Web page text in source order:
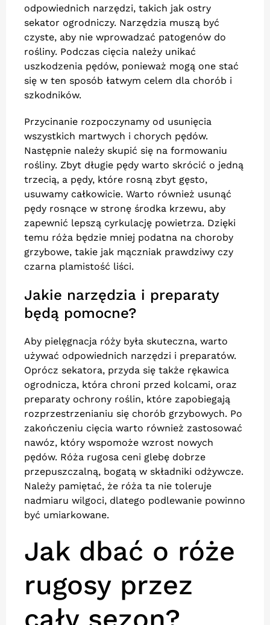
odpowiednich narzędzi, takich jak ostry
sekator ogrodniczy. Narzędzia muszą być
czyste, aby nie wprowadzać patogenów do
rośliny. Podczas cięcia należy unikać
uszkodzenia pędów, ponieważ mogą one stać
się w ten sposób łatwym celem dla chorób i
szkodników.
Przycinanie rozpoczynamy od usunięcia
wszystkich martwych i chorych pędów.
Następnie należy skupić się na formowaniu
rośliny. Zbyt długie pędy warto skrócić o jedną
trzecią, a pędy, które rosną zbyt gęsto,
usuwamy całkowicie. Warto również usunąć
pędy rosnące w stronę środka krzewu, aby
zapewnić lepszą cyrkulację powietrza. Dzięki
temu róża będzie mniej podatna na choroby
grzybowe, takie jak mączniak prawdziwy czy
czarna plamistość liści.
Jakie narzędzia i preparaty
będą pomocne?
Aby pielęgnacja róży była skuteczna, warto
używać odpowiednich narzędzi i preparatów.
Oprócz sekatora, przyda się także rękawica
ogrodnicza, która chroni przed kolcami, oraz
preparaty ochrony roślin, które zapobiegają
rozprzestrzenianiu się chorób grzybowych. Po
zakończeniu cięcia warto również zastosować
nawóz, który wspomoże wzrost nowych
pędów. Róża rugosa ceni glebę dobrze
przepuszczalną, bogatą w składniki odżywcze.
Należy pamiętać, że róża ta nie toleruje
nadmiaru wilgoci, dlatego podlewanie powinno
być umiarkowane.
Jak dbać o róże
rugosy przez
cały sezon?